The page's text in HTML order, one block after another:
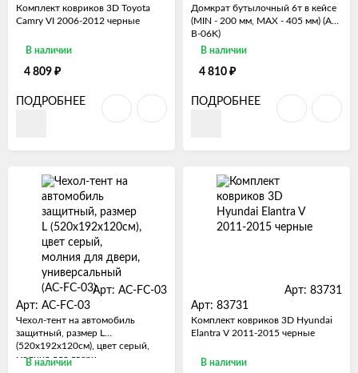
Комплект ковриков 3D Toyota
Camry VI 2006-2012 черные
В наличии
4 809 ₽
ПОДРОБНЕЕ
Домкрат бутылочный 6т в кейсе
(MIN - 200 мм, MAX - 405 мм) (AJ-
B-06K)
В наличии
4 810 ₽
ПОДРОБНЕЕ
Арт: AC-FC-03
Арт: AC-FC-03
Чехол-тент на автомобиль
защитный, размер L
(520х192х120см), цвет серый,
молния для двери,
В наличии
Арт: 83731
Арт: 83731
Комплект ковриков 3D Hyundai
Elantra V 2011-2015 черные
В наличии